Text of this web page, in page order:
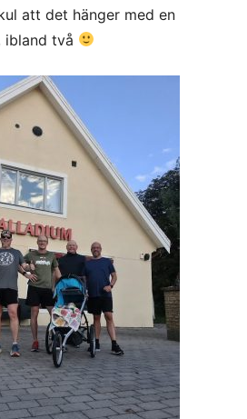
att det hänger med en
ibland två